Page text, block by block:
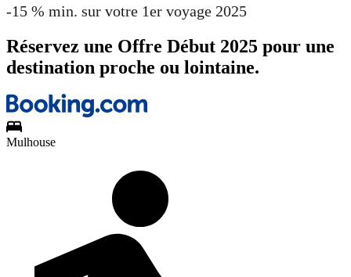
-15 % min. sur votre 1er voyage 2025
Réservez une Offre Début 2025 pour une
destination proche ou lointaine.
Mulhouse